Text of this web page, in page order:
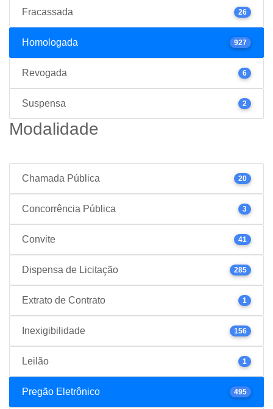
Fracassada 26
Homologada 927
Revogada 6
Suspensa 2
Modalidade
Chamada Pública 20
Concorrência Pública 3
Convite 41
Dispensa de Licitação 285
Extrato de Contrato 1
Inexigibilidade 156
Leilão 1
Pregão Eletrônico 495